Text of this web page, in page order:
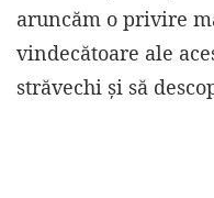
aruncăm o privire
vindecătoare ale
străvechi și să